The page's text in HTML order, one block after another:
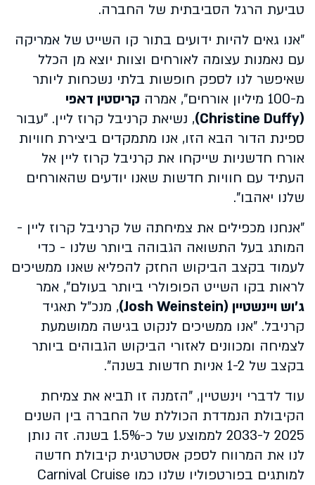
טביעת הרגל הסביבתית של החברה.
"אנו גאים להיות ידועים בתור קו השייט של אמריקה
עם נאמנות עצומה לאורחים וצוות יוצא מן הכלל
שאיפשר לנו לספק חופשות בלתי נשכחות ליותר
מ-100 מיליון אורחים", אמרה
קריסטין דאפי
(Christine Duffy)
, נשיאת קרניבל קרוז ליין. "עבור
ספינת הדור הבא הזו, אנו מתמקדים ביצירת חוויות
אורח חדשניות שייקחו את קרניבל קרוז ליין אל
העתיד עם חוויות חדשות שאנו יודעים שהאורחים
שלנו יאהבו".
"אנחנו מכפילים את צמיחתה של קרניבל קרוז ליין -
המותג בעל התשואה הגבוהה ביותר שלנו - כדי
לעמוד בקצב הביקוש החזק להפליא שאנו ממשיכים
לראות בקו השייט הפופולרי ביותר בעולם", אמר
ג'וש ויינשטיין (Josh Weinstein)
, מנכ"ל תאגיד
קרניבל. "אנו ממשיכים לנקוט בגישה ממושמעת
לצמיחה ומכוונים לאזורי הביקוש הגבוהים ביותר
בקצב של 1-2 אניות חדשות בשנה".
עוד לדברי וינשטיין, "הזמנה זו תביא את צמיחת
הקיבולת הנמדדת הכוללת של החברה בין השנים
2025 ל-2033 לממוצע של כ-1.5% בשנה. זה נותן
לנו את המרווח לספק אסטרטגית קיבולת חדשה
למותגים בפורטפוליו שלנו כמו Carnival Cruise